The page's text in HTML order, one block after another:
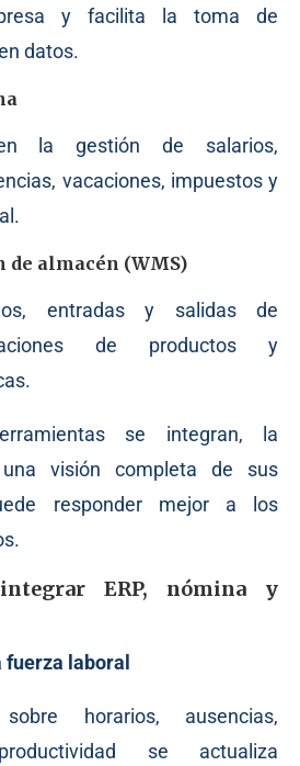
y facilita la toma de
datos.
la gestión de salarios,
vacaciones, impuestos y
de almacén (WMS)
entradas y salidas de
de productos y
se integran, la
visión completa de sus
responder mejor a los
ERP, nómina y
laboral
horarios, ausencias,
se actualiza